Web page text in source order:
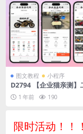
图文教程 小程序
D2794 【企业猫亲测】
托车展示小程序源码
1 年前 190
限时活动！！